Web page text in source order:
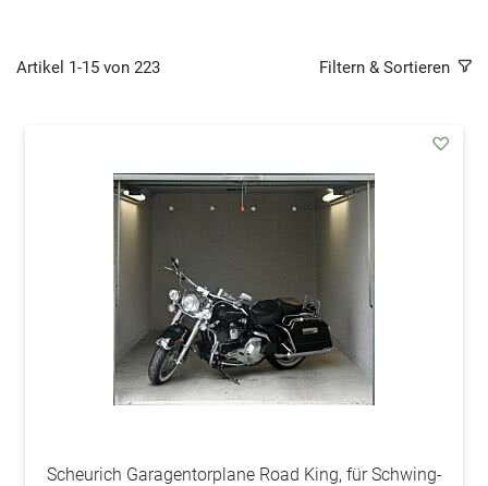
Artikel 1-15 von 223 Filtern & Sortieren
Scheurich Garagentorplane Road King, für Schwing-